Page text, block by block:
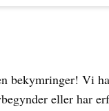
bekymringer! Vi
eller har